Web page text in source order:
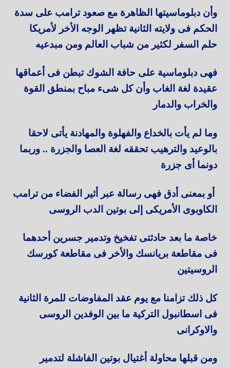
وأن دبلوماسيتها الظاهرة مع صعود ترامب على سدة
الحكم فى ولايته الثانية تظهر الوجه الأخر لأمريكا
حلم السفر لكثير من شباب العالم ومن مبدعيه
فهى دبلوماسية على حافة الشوك تبطن فى أعماقها
عقيدة لغة الغاب وأن كل شىء مباح بمنطق القوة
والخراب والدمار
وما لم يأت بالخداع والفهلوة والمهادنة يأتى لاحقا
بالوعيد والترهيب تحققه لغة العصا والجزرة .. وربما
دونما أى جزرة
أو بمعنى أدق فهى رسالة عبر أثير الفضاء من ترامب
الكاوبوى الأمريكى إلى بوتين الدب الروسى
خاصة ما بعد حادثتى تفخيخ وتدمير جسرين أحدهما
فى مقاطعة بريانسك والأخر فى مقاطعة كورسك
الروسيتين
كل ذلك تزامنا مع يوم عقد المفاوضات للمرة الثانية
فى اسطانبول التركية ما بين الوفدين الروسى
والاوكرانى
ومن قبلها محاولة أغتيال بوتين الفاشلة لتدمير